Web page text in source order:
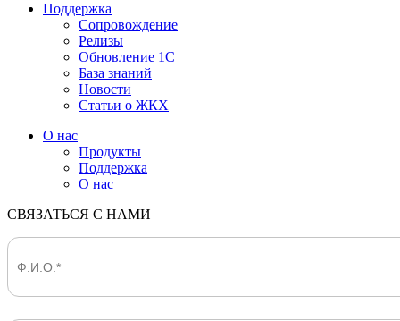
Поддержка
Сопровождение
Релизы
Обновление 1С
База знаний
Новости
Статьи о ЖКХ
О нас
Продукты
Поддержка
О нас
СВЯЗАТЬСЯ С НАМИ